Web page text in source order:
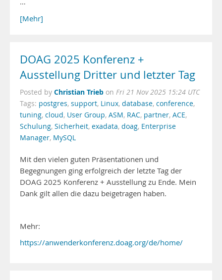
[Mehr]
DOAG 2025 Konferenz +
Ausstellung Dritter und letzter Tag
Posted by Christian Trieb on Fri 21 Nov 2025 15:24 UTC
Tags: postgres, support, Linux, database, conference,
tuning, cloud, User Group, ASM, RAC, partner, ACE,
Schulung, Sicherheit, exadata, doag, Enterprise
Manager, MySQL
Mit den vielen guten Präsentationen und
Begegnungen ging erfolgreich der letzte Tag der
DOAG 2025 Konferenz + Ausstellung zu Ende. Mein
Dank gilt allen die dazu beigetragen haben.
Mehr:
https://anwenderkonferenz.doag.org/de/home/